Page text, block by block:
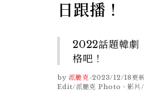
日跟播！
2022話題韓劇
格吧！
by 派脆克-2023/12/18更
Edit/派脆克 Photo、影片/